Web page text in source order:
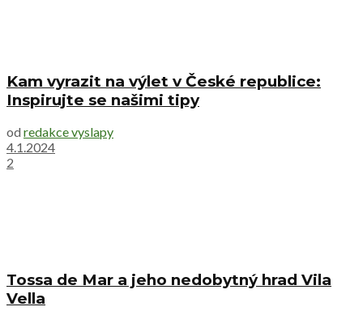
Kam vyrazit na výlet v České republice:
Inspirujte se našimi tipy
od redakce vyslapy
4.1.2024
2
Tossa de Mar a jeho nedobytný hrad Vila
Vella